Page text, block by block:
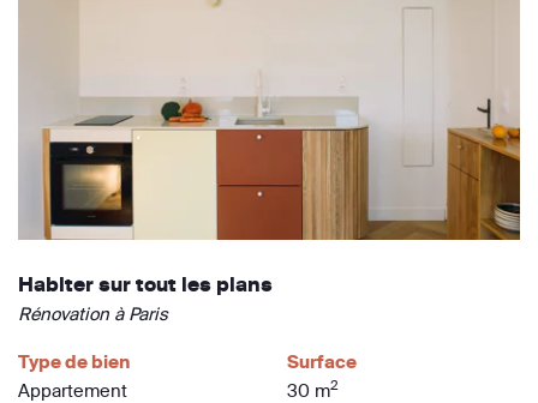
Habiter sur tout les plans
Rénovation à Paris
Type de bien
Appartement
Surface
30 m2